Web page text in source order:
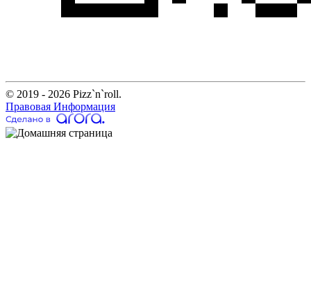
© 2019 - 2026 Pizz`n`roll.
Правовая Информация